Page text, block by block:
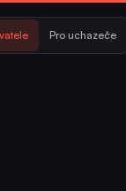
Pro uchazeče